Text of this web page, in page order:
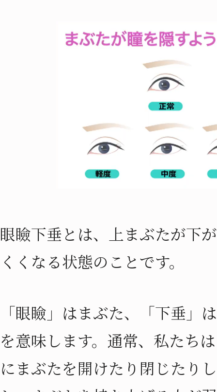
眼瞼下垂とは、上まぶたが下
くくなる状態のことです。
「眼瞼」はまぶた、「下垂」
を意味します。通常、私たち
にまぶたを開けたり閉じたり